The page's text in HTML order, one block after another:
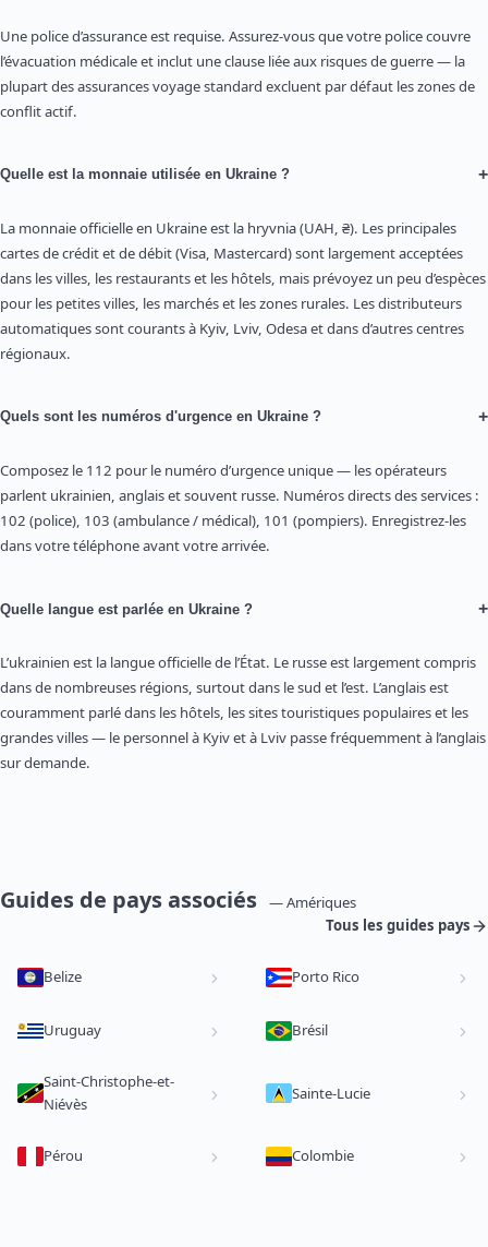
Une police d’assurance est requise. Assurez-vous que votre police couvre
l’évacuation médicale et inclut une clause liée aux risques de guerre — la
plupart des assurances voyage standard excluent par défaut les zones de
conflit actif.
Quelle est la monnaie utilisée en Ukraine ? +
La monnaie officielle en Ukraine est la hryvnia (UAH, ₴). Les principales
cartes de crédit et de débit (Visa, Mastercard) sont largement acceptées
dans les villes, les restaurants et les hôtels, mais prévoyez un peu d’espèces
pour les petites villes, les marchés et les zones rurales. Les distributeurs
automatiques sont courants à Kyiv, Lviv, Odesa et dans d’autres centres
régionaux.
Quels sont les numéros d'urgence en Ukraine ? +
Composez le 112 pour le numéro d’urgence unique — les opérateurs
parlent ukrainien, anglais et souvent russe. Numéros directs des services :
102 (police), 103 (ambulance / médical), 101 (pompiers). Enregistrez-les
dans votre téléphone avant votre arrivée.
Quelle langue est parlée en Ukraine ? +
L’ukrainien est la langue officielle de l’État. Le russe est largement compris
dans de nombreuses régions, surtout dans le sud et l’est. L’anglais est
couramment parlé dans les hôtels, les sites touristiques populaires et les
grandes villes — le personnel à Kyiv et à Lviv passe fréquemment à l’anglais
sur demande.
Guides de pays associés
— Amériques
Tous les guides pays
Belize Porto Rico
Uruguay Brésil
Saint-Christophe-et-
Niévès
Sainte-Lucie
Pérou Colombie